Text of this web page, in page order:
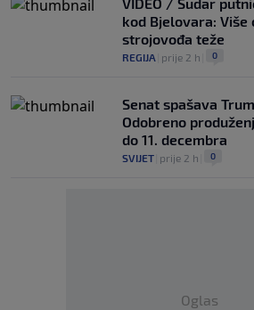
VIDEO / Sudar
kod Bjelovara: Više
strojovođa teže
REGIJA prije 2 h 0
Senat spašava
Odobreno
do 11. decembra
SVIJET prije 2 h 0
Oglas